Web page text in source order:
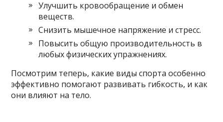
Улучшить кровообращение и обмен
веществ.
Снизить мышечное напряжение и стресс.
Повысить общую производительность в
любых физических упражнениях.
Посмотрим теперь, какие виды спорта особенно
эффективно помогают развивать гибкость, и как
они влияют на тело.